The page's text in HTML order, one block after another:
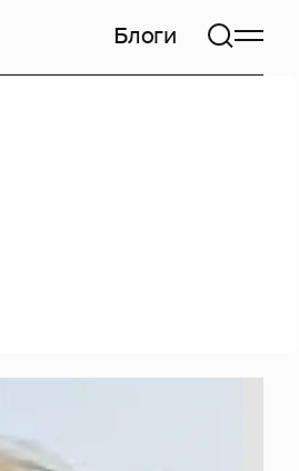
Блоги